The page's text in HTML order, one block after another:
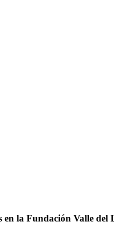
en la Fundación Valle del